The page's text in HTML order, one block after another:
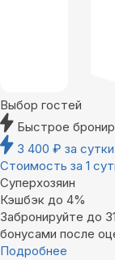
Выбор гостей
Быстрое
3 400 ₽ за сутки
Стоимость за 1
Суперхозяин
Кэшбэк до 4%
Забронируйте до
бонусами после
Подробнее